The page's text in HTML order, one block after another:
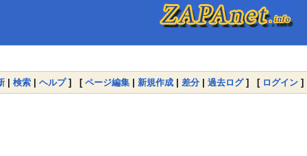
| 検索 | ヘルプ] [ ページ編集 | 新規作成 | 差分 | 過去ログ] [ ログイン ]